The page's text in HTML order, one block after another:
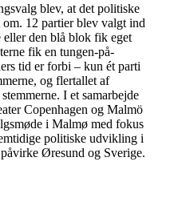
blev, at det politiske
12 partier blev valgt ind
den blå blok fik eget
fik en tungen-på-
tid er forbi – kun ét parti
og flertallet af
I et samarbejde
Copenhagen og Malmö
i Malmø med fokus
politiske udvikling i
Øresund og Sverige.